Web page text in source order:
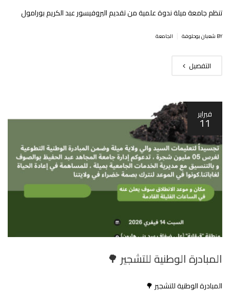
تنظم جامعة ميلة ندوة علمية من تقديم البروفيسور عبد الكريم بورامول
BY شعبان بوحلوفة الجامعة
التفصيل
فبراير
11
المبادرة الوطنية للتشجير 🌳
المبادرة الوطنية للتشجير 🌳